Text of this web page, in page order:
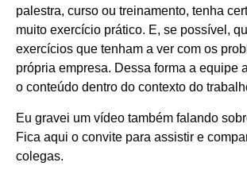
palestra, curso ou treinamento, tenha
muito exercício prático. E, se possível,
exercícios que tenham a ver com os
própria empresa. Dessa forma a equipe
o conteúdo dentro do contexto do
Eu gravei um vídeo também falando
Fica aqui o convite para assistir e
colegas.